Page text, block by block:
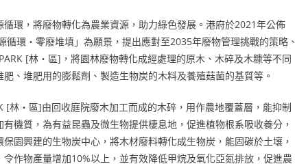
環，將廢物轉化為農業資源，助力綠色發展。港府於2021年公佈
循環‧零廢堆填」為願景，提出應對至2035年廢物管理挑戰的策略、
[林‧區]，將園林廢物轉化成經處理的原木、木碎及木糠等不同
、堆肥用的膨鬆劑、製造生物炭的木料及養殖菇菌的基質等。
[林‧區]由回收庭院廢木加工而成的木碎，用作農地覆蓋層，能抑制
機質，為有益昆蟲及微生物提供棲息地，促進植物根系吸收養分，
園興建的生物炭中心，將木材廢料轉化成生物炭，能固碳於土壤，
作物產量增加10%以上，並有效降低甲烷及氧化亞氮排放，促進農